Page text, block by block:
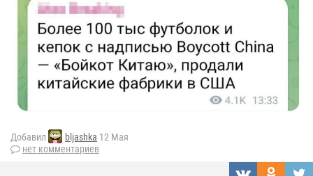
Добавил bljashka 12 Мая
нет комментариев